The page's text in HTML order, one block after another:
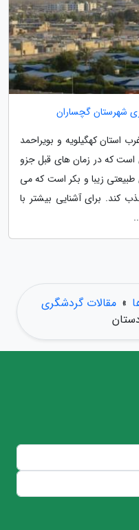
شهرستان گچساران
استان کهگیلویه و بویراحمد
است که در زمان های قبل جزو
زیبا و بکر است که می
کند. برای آشنایی بیشتر با
» مقالات گردشگری